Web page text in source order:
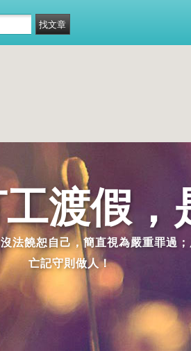
渡假，
法饒恕自己，簡直視為嚴重罪過
亡記守則做人！